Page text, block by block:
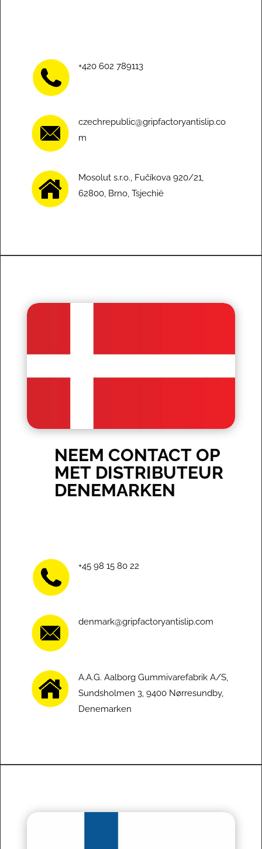
+420 602 789113
czechrepublic@gripfactoryantislip.co
m
Mosolut s.r.o., Fučíkova 920/21,
62800, Brno, Tsjechië
NEEM CONTACT OP
MET DISTRIBUTEUR
DENEMARKEN
+45 98 15 80 22
denmark@gripfactoryantislip.com
A.A.G. Aalborg Gummivarefabrik A/S,
Sundsholmen 3, 9400 Nørresundby,
Denemarken